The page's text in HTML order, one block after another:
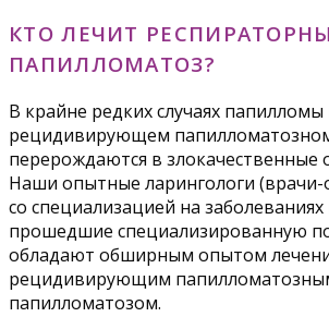
КТО ЛЕЧИТ
ПАПИЛЛОМАТОЗ?
В крайне редких случаях папилломы
рецидивирующем
перерождаются в злокачественные
Наши опытные ларингологи (врачи-
со специализацией на заболеваниях
прошедшие специализированную
обладают обширным опытом
рецидивирующим
папилломатозом.